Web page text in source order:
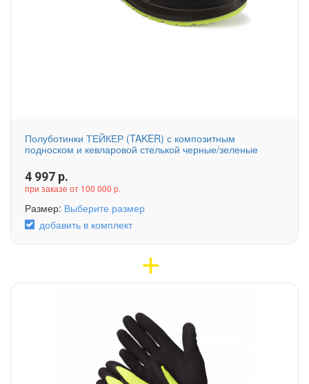
Полуботинки ТЕЙКЕР (TAKER) с композитным
подноском и кевларовой стелькой черные/зеленые
4 997 р.
при заказе от 100 000 р.
Размер: Выберите размер
добавить в комплект